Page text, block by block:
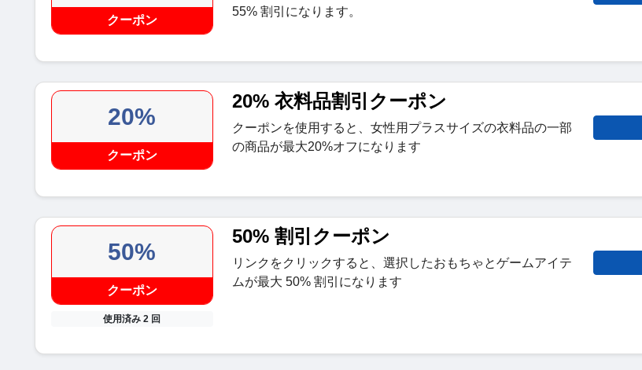
クーポン
55% 割引になります。
20%
クーポン
20% 衣料品割引クーポン
クーポンを使用すると、女性用プラスサイズの衣料品の一部
の商品が最大20%オフになります
50%
クーポン
使用済み 2 回
50% 割引クーポン
リンクをクリックすると、選択したおもちゃとゲームアイテ
ムが最大 50% 割引になります